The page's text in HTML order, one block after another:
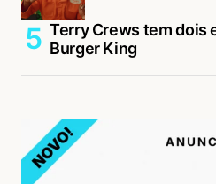
Terry Crews tem dois
Burger King